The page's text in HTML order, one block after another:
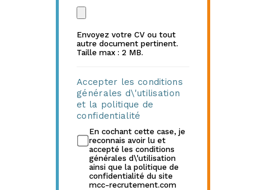
Envoyez votre CV ou tout
autre document pertinent.
Taille max : 2 MB.
Accepter les conditions
générales d\'utilisation
et la politique de
confidentialité
En cochant cette case, je
reconnais avoir lu et
accepté les conditions
générales d\'utilisation
ainsi que la politique de
confidentialité du site
mcc-recrutement.com